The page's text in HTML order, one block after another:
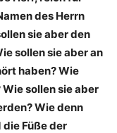
des Herrn
sie aber den
sollen sie aber an
haben? Wie
sollen sie aber
Wie denn
Füße der